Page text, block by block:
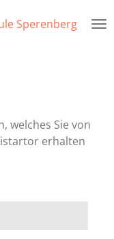
Sperenberg
welches Sie von
erhalten